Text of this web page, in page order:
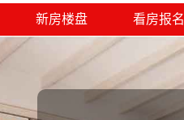
新房楼盘 看房报名